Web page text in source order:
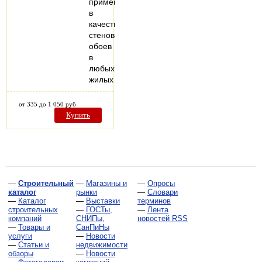
в
качестве
стеновых
обоев
в
любых
жилых…
от 335 до 1 050 руб
Купить
— Строительный
каталог
— Каталог
строительных
компаний
— Товары и
услуги
— Статьи и
обзоры
— Магазины и
рынки
— Выставки
— ГОСТы,
СНИПы,
СанПиНы
— Новости
недвижимости
— Новости
— Опросы
— Словари
терминов
— Лента
новостей RSS